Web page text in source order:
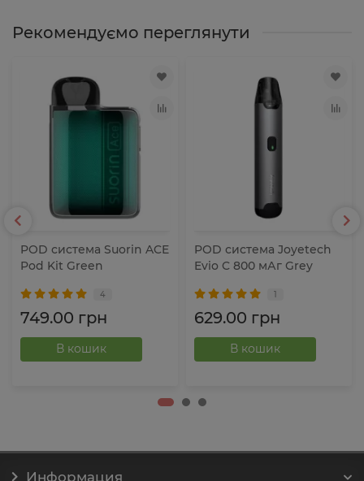
Рекомендуємо переглянути
POD система Suorin ACE
Pod Kit Green
4
749.00 грн
В кошик
POD система Joyetech
Evio C 800 мАг Grey
1
629.00 грн
В кошик
Информация